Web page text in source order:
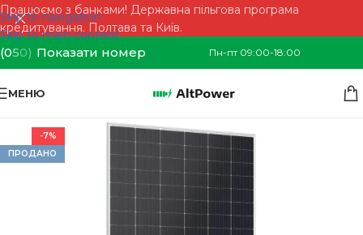
Skip to navigation
Skip to main content
Працюємо з банками! Державна пільгова програма
кредитування. Полтава та Київ.
(050) Показати номер Пн-пт 09:00-18:00
МЕНЮ
-7%
ПРОДАНО